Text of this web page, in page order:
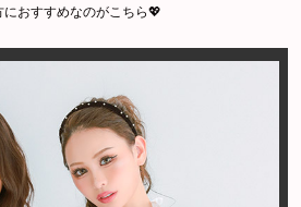
におすすめなのがこちら💖